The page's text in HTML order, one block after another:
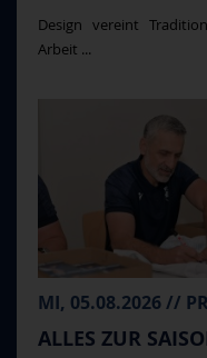
Design vereint
Arbeit ...
MI, 05.08.2026 //
ALLES ZUR